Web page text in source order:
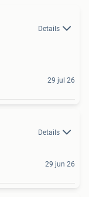
Details
29 jul 26
Details
29 jun 26